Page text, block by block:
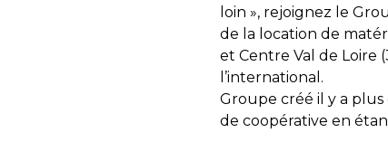
loin », rejoignez le
de la location de
et Centre Val de Loire
l’international.
Groupe créé il y a
de coopérative en